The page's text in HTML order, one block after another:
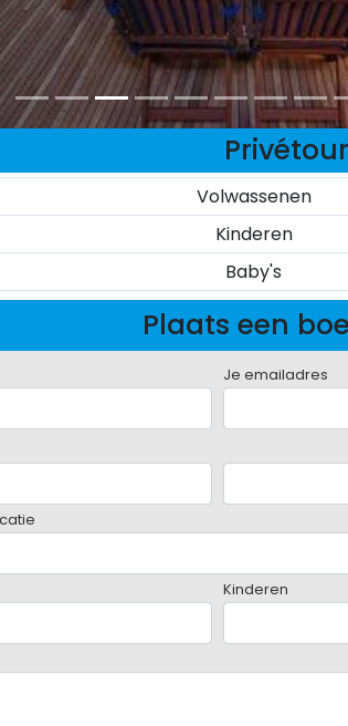
Volwassenen
Kinderen
Baby's
Plaats een
Je emailadres
Kinderen